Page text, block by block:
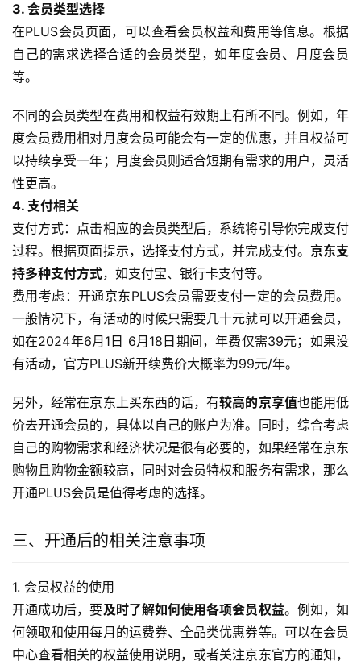
3. 会员类型选择
在PLUS会员页面，可以查看会员权益和费用等信息。根据
自己的需求选择合适的会员类型，如年度会员、月度会员
等。
不同的会员类型在费用和权益有效期上有所不同。例如，年
度会员费用相对月度会员可能会有一定的优惠，并且权益可
以持续享受一年；月度会员则适合短期有需求的用户，灵活
性更高。
4. 支付相关
支付方式：点击相应的会员类型后，系统将引导你完成支付
过程。根据页面提示，选择支付方式，并完成支付。 京东支
持多种支付方式，如支付宝、银行卡支付等。
费用考虑：开通京东PLUS会员需要支付一定的会员费用。
一般情况下，有活动的时候只需要几十元就可以开通会员，
如在2024年6月1日 6月18日期间，年费仅需39元；如果没
有活动，官方PLUS新开续费价大概率为99元/年。
另外，经常在京东上买东西的话，有较高的京享值也能用低
价去开通会员的，具体以自己的账户为准。同时，综合考虑
自己的购物需求和经济状况是很有必要的，如果经常在京东
购物且购物金额较高，同时对会员特权和服务有需求，那么
开通PLUS会员是值得考虑的选择。
三、开通后的相关注意事项
1. 会员权益的使用
开通成功后，要及时了解如何使用各项会员权益。例如，如
何领取和使用每月的运费券、全品类优惠券等。可以在会员
中心查看相关的权益使用说明，或者关注京东官方的通知，